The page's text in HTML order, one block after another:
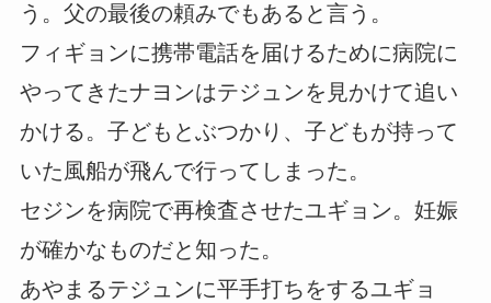
う。父の最後の頼みでもあると言う。
フィギョンに携帯電話を届けるために病院に
やってきたナヨンはテジュンを見かけて追い
かける。子どもとぶつかり、子どもが持って
いた風船が飛んで行ってしまった。
セジンを病院で再検査させたユギョン。妊娠
が確かなものだと知った。
あやまるテジュンに平手打ちをするユギョ